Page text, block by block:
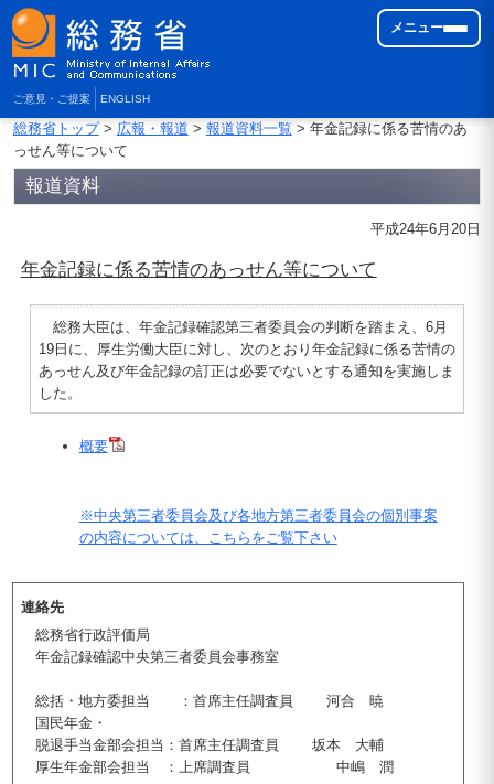
ご意見・ご提案 ENGLISH
メニュー
総務省トップ> 広報・報道 > 報道資料一覧> 年金記録に係る苦情のあ
っせん等について
報道資料
平成24年6月20日
年金記録に係る苦情のあっせん等について
総務大臣は、年金記録確認第三者委員会の判断を踏まえ、6月
19日に、厚生労働大臣に対し、次のとおり年金記録に係る苦情の
あっせん及び年金記録の訂正は必要でないとする通知を実施しま
した。
概要
※中央第三者委員会及び各地方第三者委員会の個別事案
の内容については、こちらをご覧下さい
連絡先
総務省行政評価局
年金記録確認中央第三者委員会事務室
総括・地方委担当 ：首席主任調査員 河合 暁
国民年金・
脱退手当金部会担当：首席主任調査員 坂本 大輔
厚生年金部会担当 ：上席調査員 中嶋 潤